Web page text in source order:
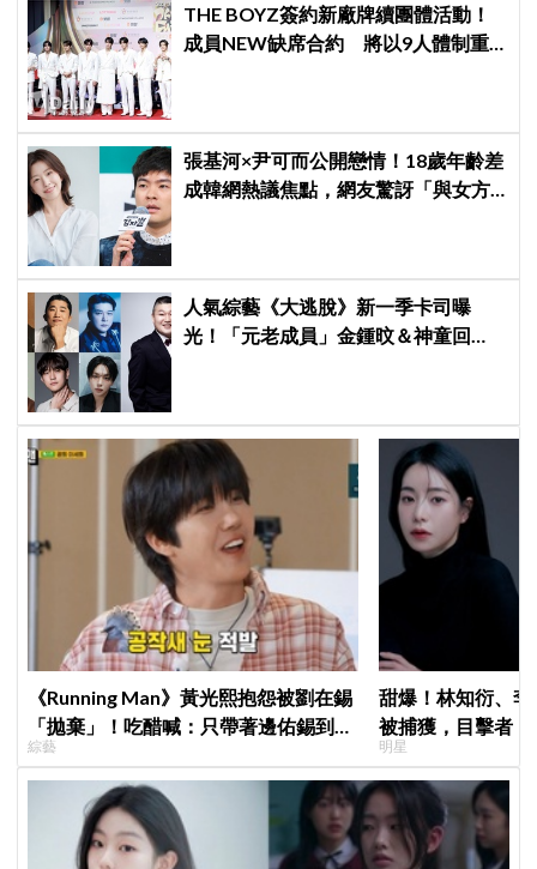
THE BOYZ簽約新廠牌續團體活動！
成員NEW缺席合約 將以9人體制重
張基河×尹可而公開戀情！18歲年齡差
成韓網熱議焦點，網友驚訝「與女方
人氣綜藝《大逃脫》新一季卡司曝
光！「元老成員」金鍾旼＆神童回
《Running Man》黃光熙抱怨被劉在錫
「拋棄」！吃醋喊：只帶著邊佑錫到處
跑
綜藝
甜爆！林知衍、
被捕獲，目擊者
明星